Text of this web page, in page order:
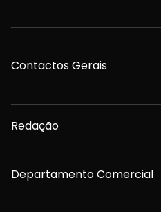
Contactos Gerais
Redação
Departamento Comercial